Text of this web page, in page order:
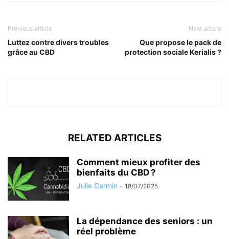
Previous article
Luttez contre divers troubles
grâce au CBD
Next article
Que propose le pack de
protection sociale Kerialis ?
RELATED ARTICLES
Comment mieux profiter des
bienfaits du CBD ?
Julie Carmin - 18/07/2025
La dépendance des seniors : un
réel problème